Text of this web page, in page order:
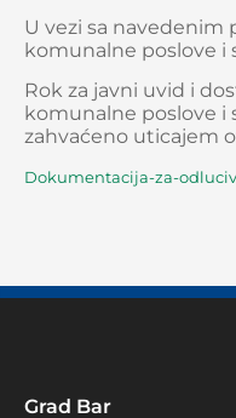
U vezi sa navedenim
komunalne poslove i
Rok za javni uvid i
komunalne poslove i
zahvaćeno uticajem
Dokumentacija-za-
Grad Bar